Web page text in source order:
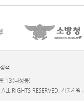
책
13(나성동)
ALL RIGHTS RESERVED. 기술지원 :